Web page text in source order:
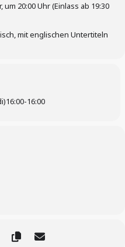
20:00 Uhr (Einlass ab 19:30
mit englischen Untertiteln
16:00-16:00